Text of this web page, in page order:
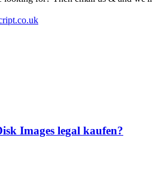
Images legal kaufen?